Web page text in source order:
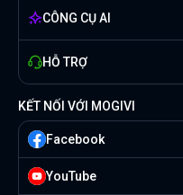
CÔNG CỤ AI
HỖ TRỢ
KẾT NỐI VỚI MOGIVI
Facebook
YouTube